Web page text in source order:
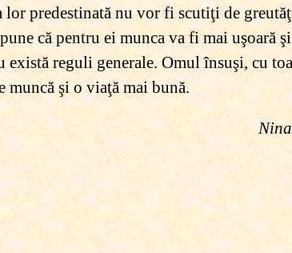
predestinată nu vor fi scutiţi de
că pentru ei munca va fi mai uşoară
reguli generale. Omul însuşi, cu
muncă şi o viaţă mai bună.